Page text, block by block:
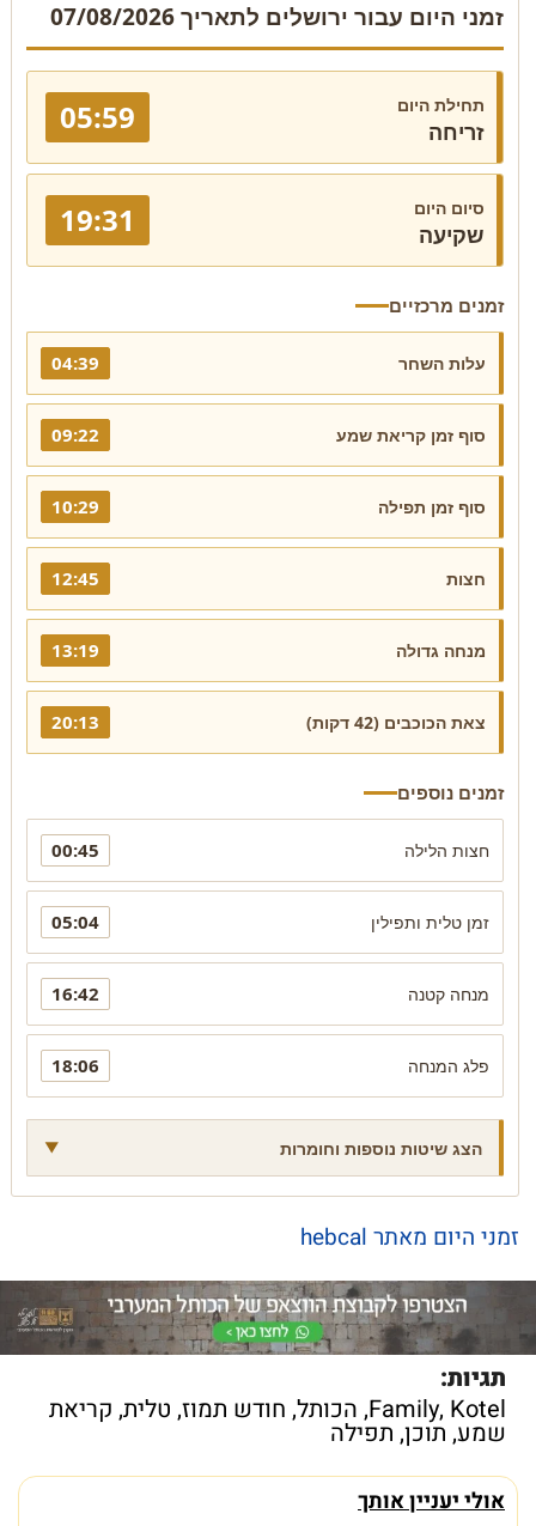
זמני היום עבור ירושלים לתאריך 07/08/2026
תחילת היום
זריחה 05:59
סיום היום
שקיעה 19:31
זמנים מרכזיים
עלות השחר 04:39
סוף זמן קריאת שמע 09:22
סוף זמן תפילה 10:29
חצות 12:45
מנחה גדולה 13:19
צאת הכוכבים (42 דקות) 20:13
זמנים נוספים
חצות הלילה 00:45
זמן טלית ותפילין 05:04
מנחה קטנה 16:42
פלג המנחה 18:06
הצג שיטות נוספות וחומרות
זמני היום מאתר hebcal
תגיות:
Family, Kotel
, הכותל, חודש תמוז, טלית, קריאת
שמע, תוכן, תפילה
אולי יעניין אותך